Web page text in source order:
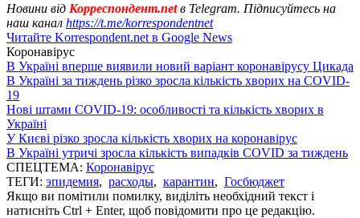
Новини від Корреспондент.netв Telegram. Підписуйтесь на
наш канал https://t.me/korrespondentnet
Читайте Korrespondent.net в Google News
Коронавірус
В Україні вперше виявили новий варіант коронавірусу Цикада
В Україні за тиждень різко зросла кількість хворих на COVID-
19
Нові штами COVID-19: особливості та кількість хворих в
Україні
У Києві різко зросла кількість хворих на коронавірус
В Україні утричі зросла кількість випадків COVID за тиждень
СПЕЦТЕМА: Коронавірус
ТЕГИ: эпидемия, расходы, карантин, Госбюджет
Якщо ви помітили помилку, виділіть необхідний текст і
натисніть Ctrl + Enter, щоб повідомити про це редакцію.